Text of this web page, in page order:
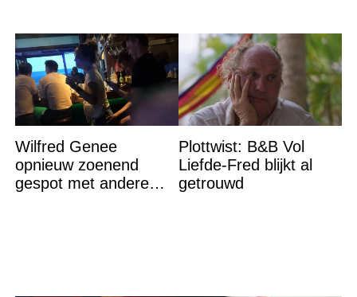
Wilfred Genee
opnieuw zoenend
gespot met andere
Plottwist: B&B Vol
Liefde-Fred blijkt al
getrouwd